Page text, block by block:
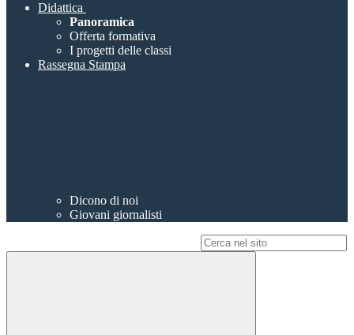
Didattica
Panoramica
Offerta formativa
I progetti delle classi
Rassegna Stampa
Dicono di noi
Giovani giornalisti